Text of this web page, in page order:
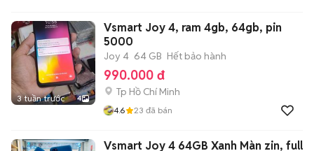
3 tuần trước 4
Vsmart Joy 4, ram 4gb, 64gb, pin
5000
Joy 4 64 GB Hết bảo hành
990.000 đ
Tp Hồ Chí Minh
4.6 23 đã bán
Vsmart Joy 4 64GB Xanh Màn zin, full